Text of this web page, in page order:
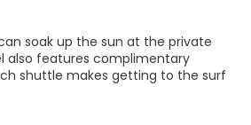
soak up the sun at the private
also features complimentary
shuttle makes getting to the surf